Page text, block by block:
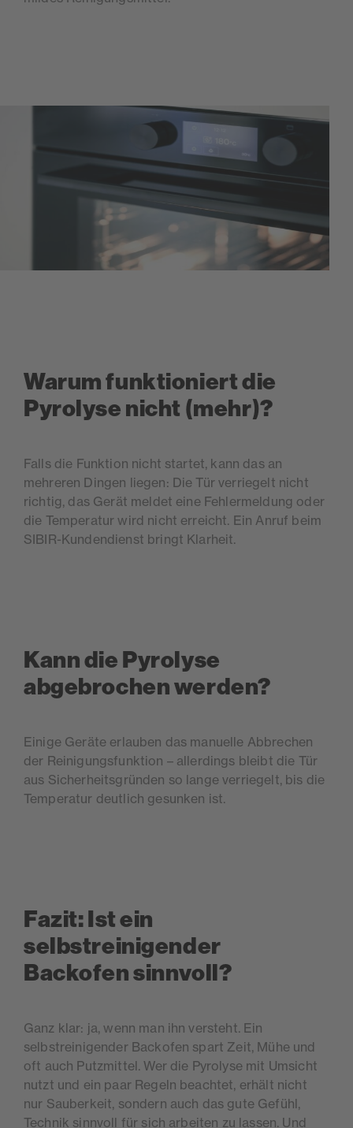
Warum funktioniert die
Pyrolyse nicht (mehr)?
Falls die Funktion nicht startet, kann das an
mehreren Dingen liegen: Die Tür verriegelt nicht
richtig, das Gerät meldet eine Fehlermeldung oder
die Temperatur wird nicht erreicht. Ein Anruf beim
SIBIR-Kundendienst bringt Klarheit.
Kann die Pyrolyse
abgebrochen werden?
Einige Geräte erlauben das manuelle Abbrechen
der Reinigungsfunktion – allerdings bleibt die Tür
aus Sicherheitsgründen so lange verriegelt, bis die
Temperatur deutlich gesunken ist.
Fazit: Ist ein
selbstreinigender
Backofen sinnvoll?
Ganz klar: ja, wenn man ihn versteht. Ein
selbstreinigender Backofen spart Zeit, Mühe und
oft auch Putzmittel. Wer die Pyrolyse mit Umsicht
nutzt und ein paar Regeln beachtet, erhält nicht
nur Sauberkeit, sondern auch das gute Gefühl,
Technik sinnvoll für sich arbeiten zu lassen. Und